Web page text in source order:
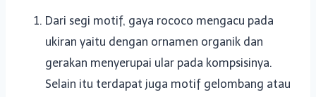
Dari segi motif, gaya rococo mengacu pada
ukiran yaitu dengan ornamen organik dan
gerakan menyerupai ular pada kompsisinya.
Selain itu terdapat juga motif gelombang atau